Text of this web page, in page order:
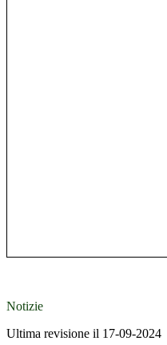
Notizie
Ultima revisione il 17-09-2024